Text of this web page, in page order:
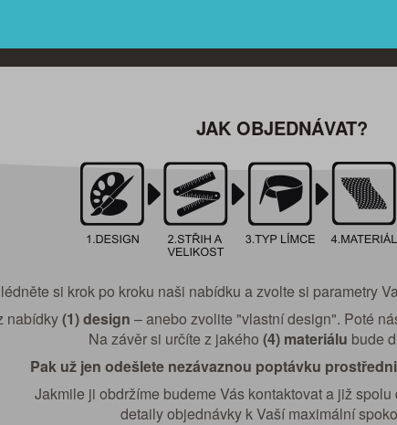
JAK OBJEDNÁVAT?
si krok po kroku naši nabídku a zvolte si parametry
nabídky(1) design – anebo zvolite "vlastní design". Poté
Na závěr si určíte z jakého (4) materiálu bude
Pak už jen odešlete nezávaznou poptávku
Jakmile ji obdržíme budeme Vás kontaktovat a již
detaily objednávky k Vaší maximální